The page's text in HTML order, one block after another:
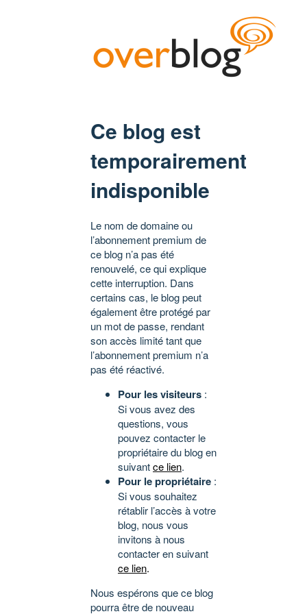
Ce blog est
temporairement
indisponible
Le nom de domaine ou
l’abonnement premium de
ce blog n’a pas été
renouvelé, ce qui explique
cette interruption. Dans
certains cas, le blog peut
également être protégé par
un mot de passe, rendant
son accès limité tant que
l’abonnement premium n’a
pas été réactivé.
Pour les visiteurs :
Si vous avez des
questions, vous
pouvez contacter le
propriétaire du blog en
suivantce lien.
Pour le propriétaire :
Si vous souhaitez
rétablir l’accès à votre
blog, nous vous
invitons à nous
contacter en suivant
ce lien.
Nous espérons que ce blog
pourra être de nouveau